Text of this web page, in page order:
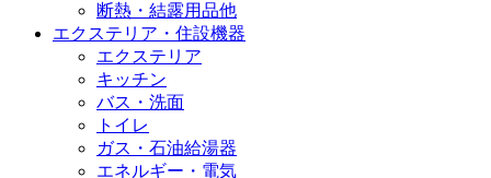
断熱・結露用品他
エクステリア・住設機器
エクステリア
キッチン
バス・洗面
トイレ
ガス・石油給湯器
エネルギー・電気